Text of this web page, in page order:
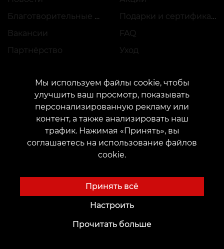
Благотворительные проекты
Вакансии
Партнёрство
Подарки и сертификаты
FAQ
Уход
Будущим Мастерам
Академия
Аренда места
Трудоустройство
Идеи для Тату
Тату-шрифты онлайн
Генератор тату AI
Авторские эскизы
Блог
Voice of Culture: Ностальгия по 2000-м
Сервисы
Оплата
Мы используем файлы cookie, чтобы
улучшить ваш просмотр, показывать
персонализированную рекламу или
контент, а также анализировать наш
трафик. Нажимая «Принять», вы
соглашаетесь на использование файлов
cookie.
Принять всё
Настроить
Прочитать больше